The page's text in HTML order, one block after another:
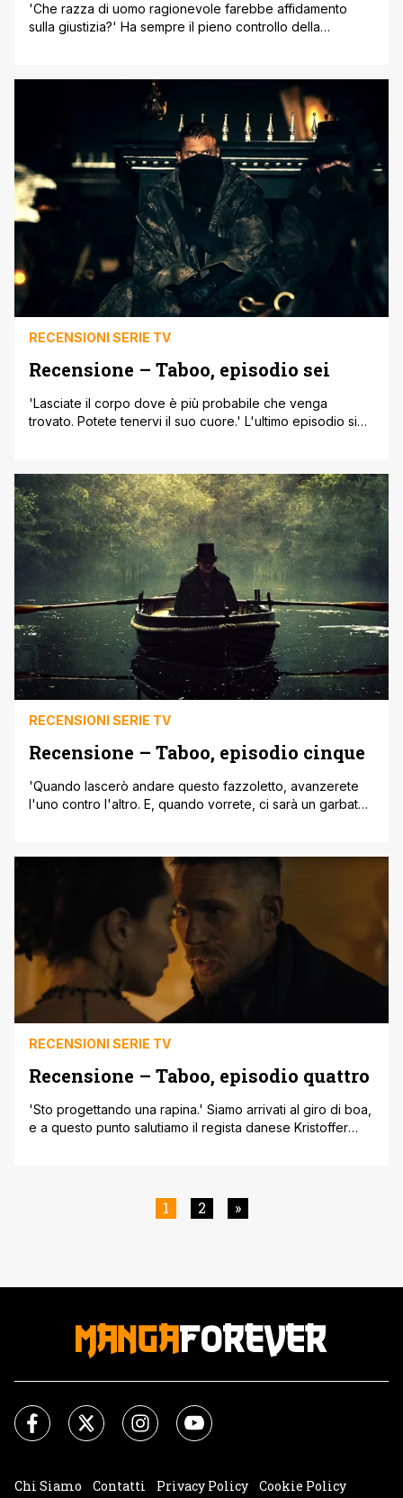
'Che razza di uomo ragionevole farebbe affidamento
sulla giustizia?' Ha sempre il pieno controllo della
viene accusato di tradimento. Anche quando viene
torturato. Il gioco lo comanda lui. Anzi, lui il gioco l'ha
inventato. La partita a scacchi iniziata [']
RECENSIONI SERIE TV
Recensione – Taboo, episodio sei
'Lasciate il corpo dove è più probabile che venga
trovato. Potete tenervi il suo cuore.' L'ultimo episodio si
che Taboo fosse stato fin troppo oscuro nei precedenti
episodi? Dopo la sesta puntata dovrete ricredervi. James
Delaney è pazzo, e fin qui [']
RECENSIONI SERIE TV
Recensione – Taboo, episodio cinque
'Quando lascerò andare questo fazzoletto, avanzerete
l'uno contro l'altro. E, quando vorrete, ci sarà un garbato
sceneggiatore, Steven Knight, sempre sagace, pungente
e pieno di sorprese. Com'è sagace e sorprendente
l'esito del duello fra James e [']
RECENSIONI SERIE TV
Recensione – Taboo, episodio quattro
'Sto progettando una rapina.' Siamo arrivati al giro di boa,
e a questo punto salutiamo il regista danese Kristoffer
protagonisti della vicenda e stabilire i toni oscuri
dell'oscuro mondo [']
1 2 »
Chi Siamo Contatti Privacy Policy Cookie Policy